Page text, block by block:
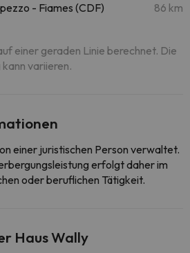
- Fiames (CDF) 86 km
einer geraden Linie berechnet. Die
variieren.
einer juristischen Person verwaltet.
erfolgt daher im
oder beruflichen Tätigkeit.
Haus Wally